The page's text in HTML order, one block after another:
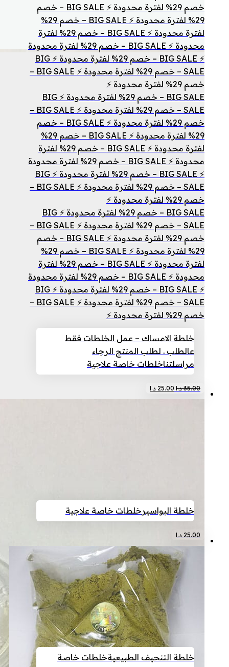
خصم 29% لفترة محدودة ⚡ BIG SALE – خصم
29% لفترة محدودة ⚡ BIG SALE – خصم 29%
لفترة محدودة ⚡ BIG SALE – خصم 29% لفترة
محدودة ⚡ BIG SALE – خصم 29% لفترة محدودة
⚡ BIG SALE – خصم 29% لفترة محدودة ⚡ BIG
SALE – خصم 29% لفترة محدودة ⚡ BIG SALE –
خصم 29% لفترة محدودة ⚡
BIG SALE – خصم 29% لفترة محدودة ⚡ BIG
SALE – خصم 29% لفترة محدودة ⚡ BIG SALE –
خصم 29% لفترة محدودة ⚡ BIG SALE – خصم
29% لفترة محدودة ⚡ BIG SALE – خصم 29%
لفترة محدودة ⚡ BIG SALE – خصم 29% لفترة
محدودة ⚡ BIG SALE – خصم 29% لفترة محدودة
⚡ BIG SALE – خصم 29% لفترة محدودة ⚡ BIG
SALE – خصم 29% لفترة محدودة ⚡ BIG SALE –
خصم 29% لفترة محدودة ⚡
BIG SALE – خصم 29% لفترة محدودة ⚡ BIG
SALE – خصم 29% لفترة محدودة ⚡ BIG SALE –
خصم 29% لفترة محدودة ⚡ BIG SALE – خصم
29% لفترة محدودة ⚡ BIG SALE – خصم 29%
لفترة محدودة ⚡ BIG SALE – خصم 29% لفترة
محدودة ⚡ BIG SALE – خصم 29% لفترة محدودة
⚡ BIG SALE – خصم 29% لفترة محدودة ⚡ BIG
SALE – خصم 29% لفترة محدودة ⚡ BIG SALE –
خصم 29% لفترة محدودة ⚡
خلطة الامساك – عمل الخلطات فقط
عالطلب . لطلب المنتج الرجاء
مراسلتناخلطات خاصة علاجية
35.00 د.ا السعر
25.00 د.االسعر
خلطة البواسير خلطات خاصة علاجية
25.00 د.ا
خلطة التنحيف الطبيعيةخلطات خاصة